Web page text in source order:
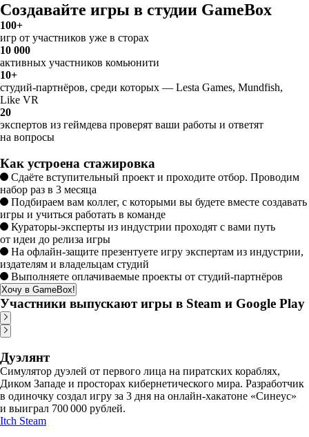
Создавайте игры в студии GameBox
100+
игр от участников уже в сторах
10 000
активных участников комьюнити
10+
студий-партнёров, среди которых — Lesta Games, Mundfish,
Like VR
20
экспертов из геймдева проверят ваши работы и ответят
на вопросы
Как устроена стажировка
Сдаёте вступительный проект и проходите отбор. Проводим
набор раз в 3 месяца
Подбираем вам коллег, с которыми вы будете вместе создавать
игры и учиться работать в команде
Кураторы-эксперты из индустрии проходят с вами путь
от идеи до релиза игры
На офлайн-защите презентуете игру экспертам из индустрии,
издателям и владельцам студий
Выполняете оплачиваемые проекты от студий-партнёров
Хочу в GameBox!
Участники выпускают игры в Steam и Google Play
Дуэлянт
Симулятор дуэлей от первого лица на пиратских кораблях,
Диком Западе и просторах кибернетического мира. Разработчик
в одиночку создал игру за 3 дня на онлайн-хакатоне «Синеус»
и выиграл 700 000 рублей.
Itch Steam